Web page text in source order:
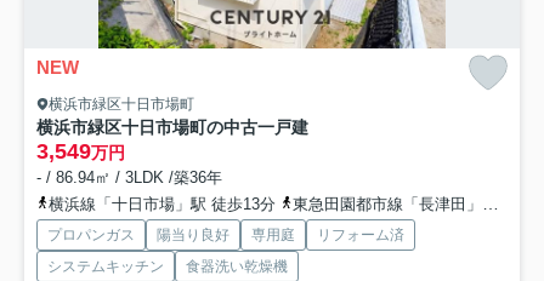
NEW
横浜市緑区十日市場町
横浜市緑区十日市場町の中古一戸建
3,549万円
- / 86.94㎡ / 3LDK /築36年
横浜線「十日市場」駅 徒歩13分
東急田園都市線「長津田」駅 徒歩23分
プロパンガス 陽当り良好 専用庭
リフォーム済
システムキッチン
食器洗い乾燥機